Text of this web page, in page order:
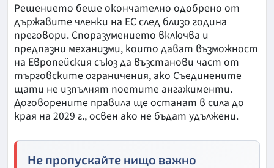
Решението беше окончателно одобрено от
държавите членки на ЕС след близо година
преговори. Споразумението включва и
предпазни механизми, които дават възможност
на Европейския съюз да възстанови част от
търговските ограничения, ако Съединените
щати не изпълнят поетите ангажименти.
Договорените правила ще останат в сила до
края на 2029 г., освен ако не бъдат удължени.
Не пропускайте нищо важно